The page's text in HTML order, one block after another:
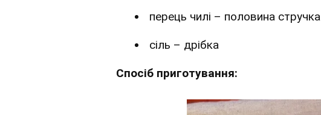
перець чилі – половина стручка
сіль – дрібка
Спосіб приготування: